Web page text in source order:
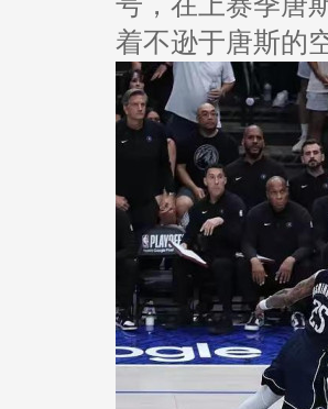
着不逊于唐斯的